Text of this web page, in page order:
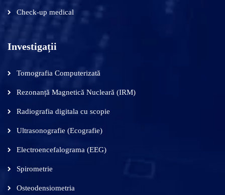
Check-up medical
Investigații
Tomografia Computerizată
Rezonanță Magnetică Nucleară (IRM)
Radiografia digitala cu scopie
Ultrasonografie (Ecografie)
Electroencefalograma (EEG)
Spirometrie
Osteodensiometria